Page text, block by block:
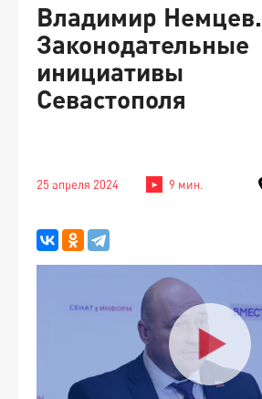
Владимир Немцев.
Законодательные
инициативы
Севастополя
25 апреля 2024 9 мин.